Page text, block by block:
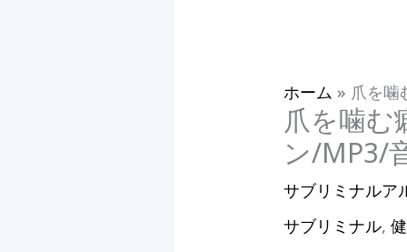
ホーム » 爪を噛
爪を噛
ン/MP3/
サブリミナルア
サブリミナル,